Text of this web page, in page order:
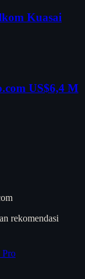
Kuasai
US$6,4 M
rekomendasi
Pro